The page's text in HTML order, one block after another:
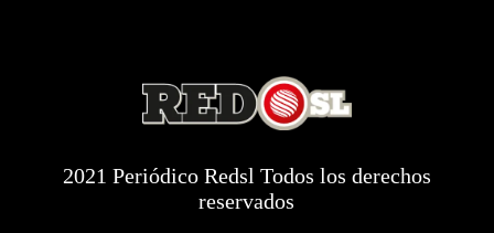
2021 Periódico Redsl Todos los derechos
reservados